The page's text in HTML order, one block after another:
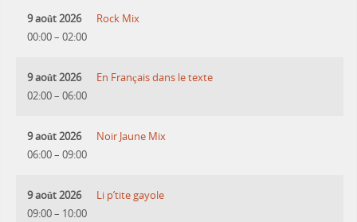
9 août 2026
00:00– 02:00
Rock Mix
9 août 2026
02:00– 06:00
En Français dans le texte
9 août 2026
06:00– 09:00
Noir Jaune Mix
9 août 2026
09:00– 10:00
Li p’tite gayole